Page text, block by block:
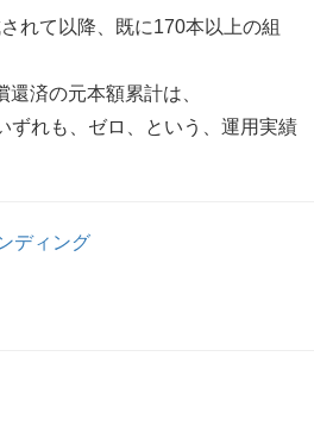
れて以降、既に170本以上の組
済の元本額累計は、
ずれも、ゼロ、という、運用実績
ディング